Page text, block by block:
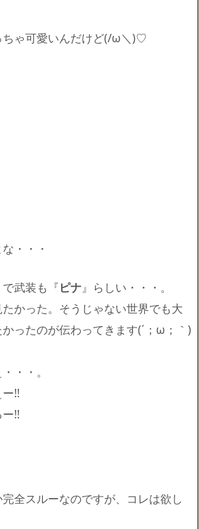
ちゃ可愛いんだけど(/ω＼)♡
・・・
で武装も『ピナ』らしい・・・。
かった。そうじゃない世界でも大
ったのが伝わってきます(´；ω；｀)
・・。
!!
!!
全スルーなのですが、コレは欲し